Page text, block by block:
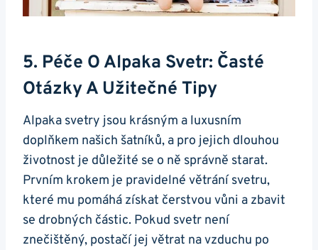
5. Péče O Alpaka‍ Svetr:​ Časté
Otázky A Užitečné Tipy
Alpaka svetry ‌jsou krásným a luxusním
doplňkem našich šatníků, a pro jejich dlouhou⁢
životnost ‌je důležité se o⁣ ně⁢ správně‍ starat.
Prvním krokem je⁤ pravidelné větrání ​svetru,
které mu ‍pomáhá získat čerstvou vůni a zbavit
se drobných ⁢částic. Pokud svetr není
⁤znečištěný, postačí⁣ jej ​větrat na vzduchu po